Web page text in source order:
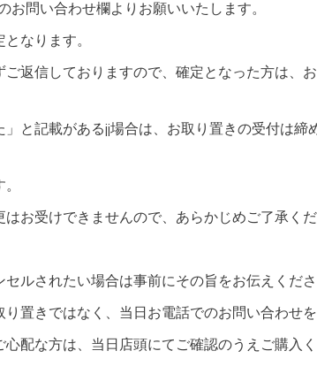
お問い合わせ欄よりお願いいたします。
なります。
返信しておりますので、確定となった方は、
」と記載があるjj場合は、お取り置きの受付は
お受けできませんので、あらかじめご了承く
ルされたい場合は事前にその旨をお伝えくだ
り置きではなく、当日お電話でのお問い合わせ
配な方は、当日店頭にてご確認のうえご購入